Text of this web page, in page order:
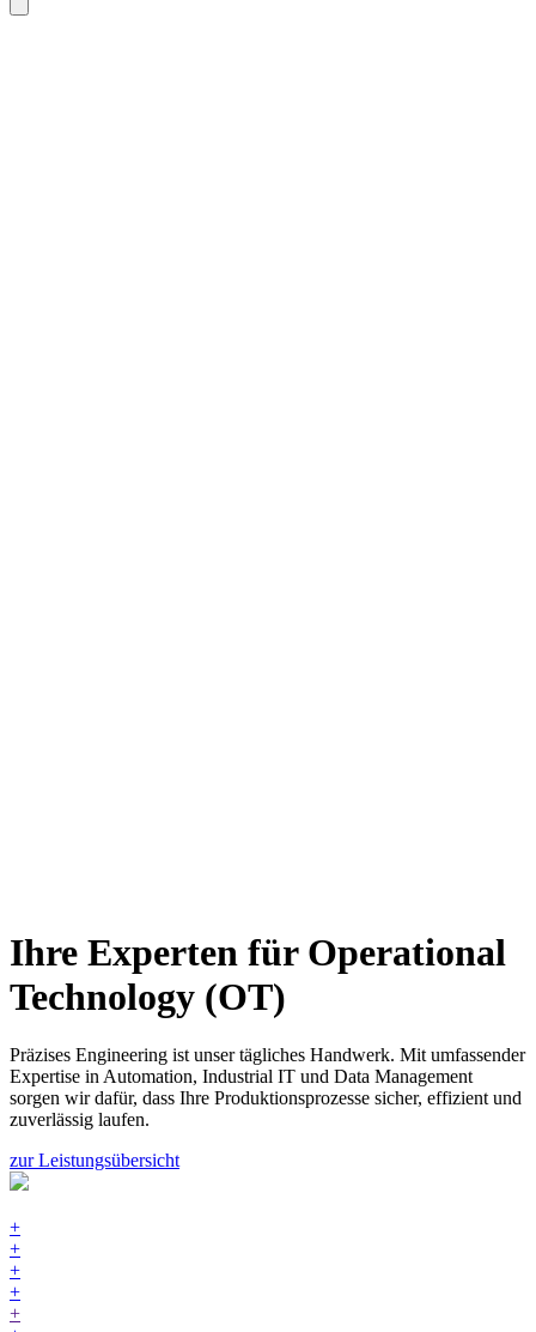
Ihre Experten für Operational
Technology (OT)
Präzises Engineering ist unser tägliches Handwerk. Mit umfassender
Expertise in Automation, Industrial IT und Data Management
sorgen wir dafür, dass Ihre Produktionsprozesse sicher, effizient und
zuverlässig laufen.
zur Leistungsübersicht
+
+
+
+
+